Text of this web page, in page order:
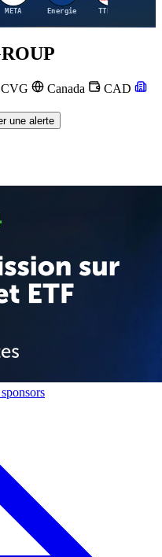
META Energie TTE.PA
Canada
CAD
une alerte